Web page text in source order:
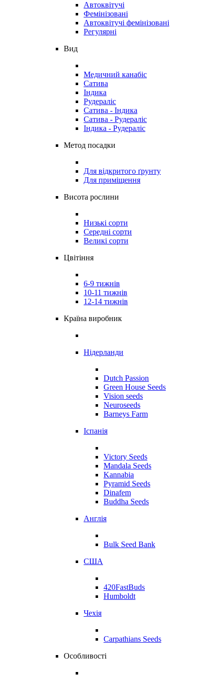
Автоквітучі
Фемінізовані
Автоквітучі фемінізовані
Регулярні
Вид
Медичний канабіс
Сатива
Індика
Рудераліс
Сатива - Індика
Сатива - Рудераліс
Індика - Рудераліс
Метод посадки
Для відкритого ґрунту
Для приміщення
Висота рослини
Низькі сорти
Середні сорти
Великі сорти
Цвітіння
6-9 тижнів
10-11 тижнів
12-14 тижнів
Країна виробник
Нідерланди
Dutch Passion
Green House Seeds
Vision seeds
Neuroseeds
Barneys Farm
Іспанія
Victory Seeds
Mandala Seeds
Kannabia
Pyramid Seeds
Dinafem
Buddha Seeds
Англія
Bulk Seed Bank
США
420FastBuds
Humboldt
Чехія
Carpathians Seeds
Особливості